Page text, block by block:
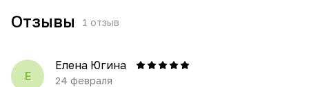
Отзывы 1 отзыв
Е
Елена Югина
24 февраля